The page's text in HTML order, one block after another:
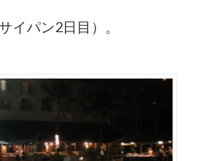
イパン2日目）。